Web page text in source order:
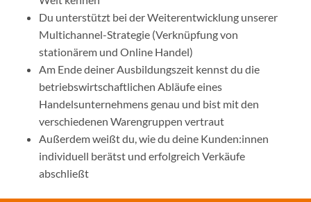
Du unterstützt bei der Weiterentwicklung unserer
Multichannel-Strategie (Verknüpfung von
stationärem und Online Handel)
Am Ende deiner Ausbildungszeit kennst du die
betriebswirtschaftlichen Abläufe eines
Handelsunternehmens genau und bist mit den
verschiedenen Warengruppen vertraut
Außerdem weißt du, wie du deine Kunden:innen
individuell berätst und erfolgreich Verkäufe
abschließt